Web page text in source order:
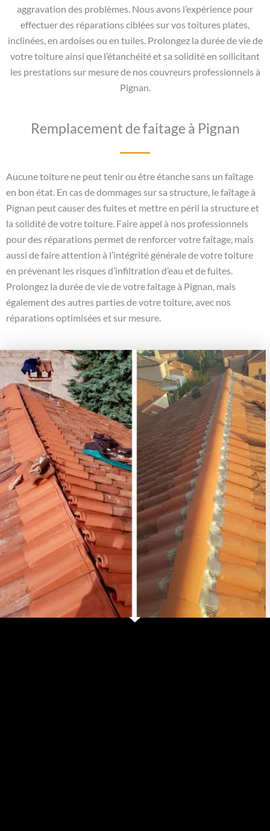
aggravation des problèmes. Nous avons l’expérience pour
effectuer des réparations ciblées sur vos toitures plates,
inclinées, en ardoises ou en tuiles. Prolongez la durée de vie de
votre toiture ainsi que l’étanchéité et sa solidité en sollicitant
les prestations sur mesure de nos couvreurs professionnels à
Pignan.
Remplacement de faitage à Pignan
Aucune toiture ne peut tenir ou être étanche sans un faîtage
en bon état. En cas de dommages sur sa structure, le faîtage à
Pignan peut causer des fuites et mettre en péril la structure et
la solidité de votre toiture. Faire appel à nos professionnels
pour des réparations permet de renforcer votre faîtage, mais
aussi de faire attention à l’intégrité générale de votre toiture
en prévenant les risques d’infiltration d’eau et de fuites.
Prolongez la durée de vie de votre faîtage à Pignan, mais
également des autres parties de votre toiture, avec nos
réparations optimisées et sur mesure.